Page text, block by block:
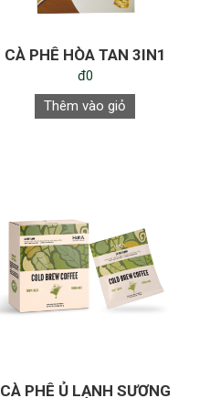
CÀ PHÊ HÒA TAN 3IN1
đ0
Thêm vào giỏ
CÀ PHÊ Ủ LẠNH SƯƠNG